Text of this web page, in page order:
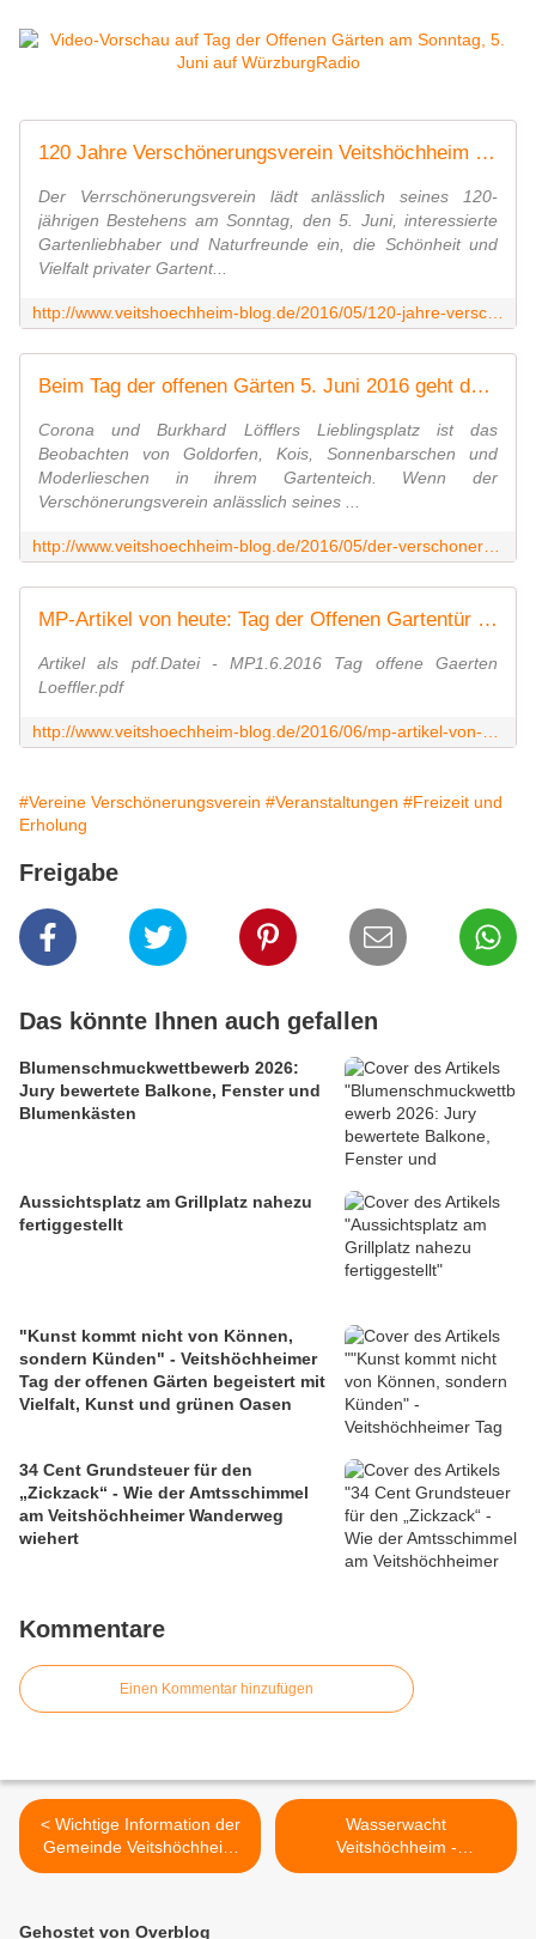
120 Jahre Verschönerungsverein Veitshöchheim e. V. - Tag der offenen Gärten 5. Juni 2016 von 10 -18 Uhr - Veitshöchheim News
Der Verrschönerungsverein lädt anlässlich seines 120-
jährigen Bestehens am Sonntag, den 5. Juni, interessierte
Gartenliebhaber und Naturfreunde ein, die Schönheit und
Vielfalt privater Gartent...
Beim Tag der offenen Gärten 5. Juni 2016 geht der Vorsitzende des Verschönerungsvereins mit gutem Beispiel voran - Veitshöchheim News
Corona und Burkhard Löfflers Lieblingsplatz ist das
Beobachten von Goldorfen, Kois, Sonnenbarschen und
Moderlieschen in ihrem Gartenteich. Wenn der
Verschönerungsverein anlässlich seines ...
MP-Artikel von heute: Tag der Offenen Gartentür in Veitshöchheim am Sonntag, 5. Juni - Veitshöchheim News
Artikel als pdf.Datei - MP1.6.2016 Tag offene Gaerten
Loeffler.pdf
#Vereine Verschönerungsverein #Veranstaltungen #Freizeit und
Erholung
Freigabe
Das könnte Ihnen auch gefallen
Blumenschmuckwettbewerb 2026:
Jury bewertete Balkone, Fenster und
Blumenkästen
Aussichtsplatz am Grillplatz nahezu
fertiggestellt
"Kunst kommt nicht von Können,
sondern Künden" - Veitshöchheimer
Tag der offenen Gärten begeistert mit
Vielfalt, Kunst und grünen Oasen
34 Cent Grundsteuer für den
„Zickzack“ - Wie der Amtsschimmel
am Veitshöchheimer Wanderweg
wiehert
Kommentare
Einen Kommentar hinzufügen
< Wichtige Information der
Gemeinde Veitshöchheim
zum Bundeswehr-
Wasserwacht
Veitshöchheim -
Margetshöchheim steht im
Gehostet von Overblog